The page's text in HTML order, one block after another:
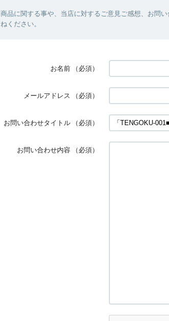
商品に関する事や、当店に対するご意見ご感想、お問
ねください。
お名前 （必須）
メールアドレス （必須）
お問い合わせタイトル （必須）
お問い合わせ内容 （必須）